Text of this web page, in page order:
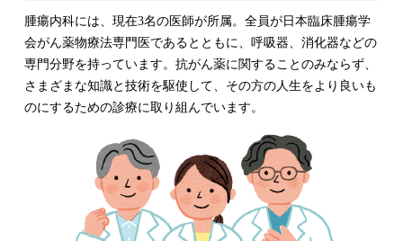
腫瘍内科には、現在3名の医師が所属。全員が日本臨床腫瘍学
会がん薬物療法専門医であるとともに、呼吸器、消化器などの
専門分野を持っています。抗がん薬に関することのみならず、
さまざまな知識と技術を駆使して、その方の人生をより良いも
のにするための診療に取り組んでいます。